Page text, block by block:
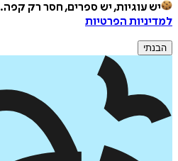
יש עוגיות, יש ספרים, חסר רק קפה.
למדיניות הפרטיות
הבנתי